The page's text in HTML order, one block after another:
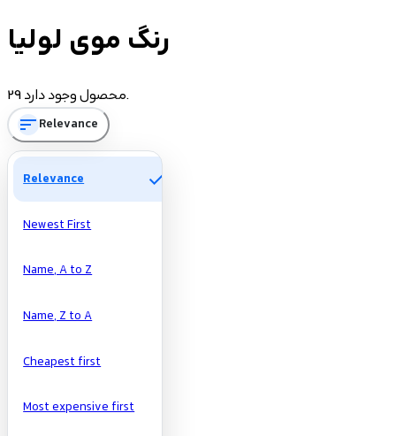
تومان
تومان
Manufacturers
رنگ موی لولیا
29 محصول وجود دارد.
sortRelevance
Relevance check
Newest First
Name, A to Z
Name, Z to A
Cheapest first
Most expensive first